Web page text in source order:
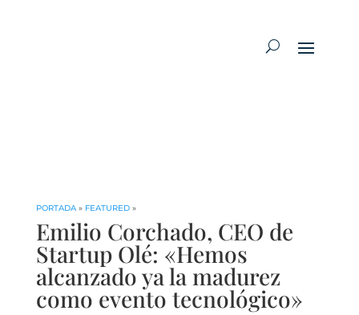
PORTADA» FEATURED»
Emilio Corchado, CEO de
Startup Olé: «Hemos
alcanzado ya la madurez
como evento tecnológico»